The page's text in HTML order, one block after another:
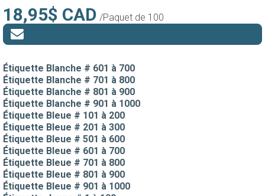
18,95$ CAD /Paquet de 100
Étiquette Blanche # 601 à 700
Étiquette Blanche # 701 à 800
Étiquette Blanche # 801 à 900
Étiquette Blanche # 901 à 1000
Étiquette Bleue # 101 à 200
Étiquette Bleue # 201 à 300
Étiquette Bleue # 501 à 600
Étiquette Bleue # 601 à 700
Étiquette Bleue # 701 à 800
Étiquette Bleue # 801 à 900
Étiquette Bleue # 901 à 1000